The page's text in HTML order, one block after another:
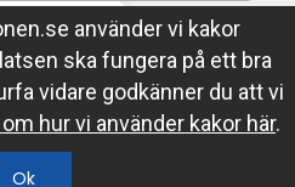
använder vi kakor
ska fungera på ett bra
vidare godkänner du att vi
hur vi använder kakor här.
på nyheter godkänner du att
din e-postadress.